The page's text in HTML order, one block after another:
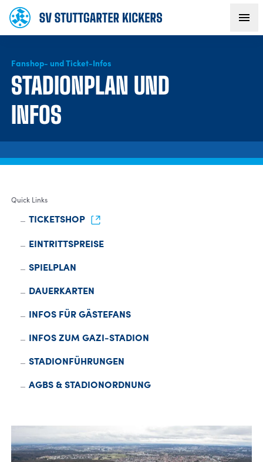
AKTUELLES
TEAM
VEREIN
BUSINESS
KONTAKT
Fanshop- und Ticket-Infos
STADIONPLAN UND
INFOS
Quick Links
TICKETSHOP
EINTRITTSPREISE
SPIELPLAN
DAUERKARTEN
INFOS FÜR GÄSTEFANS
INFOS ZUM GAZI-STADION
STADIONFÜHRUNGEN
AGBS & STADIONORDNUNG